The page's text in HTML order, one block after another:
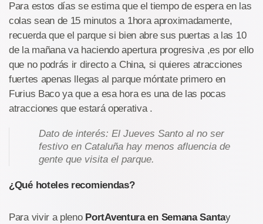
Para estos días se estima que el tiempo de espera en las
colas sean de 15 minutos a 1hora aproximadamente,
recuerda que el parque si bien abre sus puertas a las 10
de la mañana va haciendo apertura progresiva ,es por ello
que no podrás ir directo a China, si quieres atracciones
fuertes apenas llegas al parque móntate primero en
Furius Baco ya que a esa hora es una de las pocas
atracciones que estará operativa .
Dato de interés: El Jueves Santo al no ser
festivo en Cataluña hay menos afluencia de
gente que visita el parque.
¿Qué hoteles recomiendas?
Para vivir a pleno PortAventura en Semana Santay